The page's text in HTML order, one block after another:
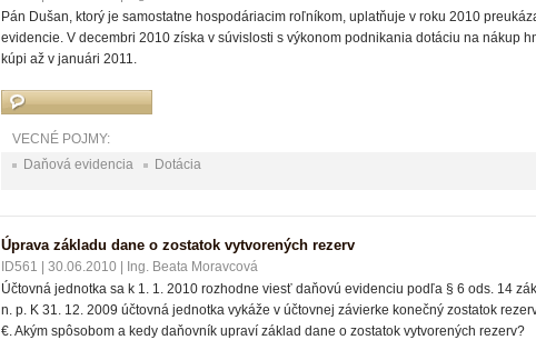
Pán Dušan, ktorý je samostatne hospodáriacim roľníkom, uplatňuje v roku 2010
evidencie. V decembri 2010 získa v súvislosti s výkonom podnikania dotáciu na nákup
kúpi až v januári 2011.
VECNÉ POJMY:
Daňová evidencia
Dotácia
Úprava základu dane o zostatok vytvorených rezerv
ID561 30.06.2010
Ing. Beata Moravcová
Účtovná jednotka sa k 1. 1. 2010 rozhodne viesť daňovú evidenciu podľa § 6 ods. 14
n. p. K 31. 12. 2009 účtovná jednotka vykáže v účtovnej závierke konečný zostatok
€. Akým spôsobom a kedy daňovník upraví základ dane o zostatok vytvorených rezerv?